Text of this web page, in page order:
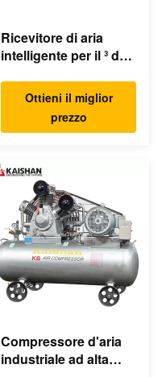
Ricevitore di aria
intelligente per il ³ del
1.0m compressore
d'aria/del
compressore
Ottieni il miglior
prezzo
Compressore d'aria
industriale ad alta